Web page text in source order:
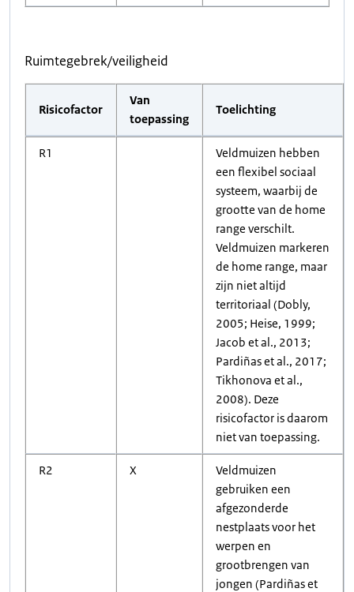
Ruimtegebrek/veiligheid
Risicofactor
Van
toepassing
Toelichting
R1
Veldmuizen hebben
een flexibel sociaal
systeem, waarbij de
grootte van de home
range verschilt.
Veldmuizen markeren
de home range, maar
zijn niet altijd
territoriaal (Dobly,
2005; Heise, 1999;
Jacob et al., 2013;
Pardiñas et al., 2017;
Tikhonova et al.,
2008). Deze
risicofactor is daarom
niet van toepassing.
R2 X
Veldmuizen
gebruiken een
afgezonderde
nestplaats voor het
werpen en
grootbrengen van
jongen (Pardiñas et